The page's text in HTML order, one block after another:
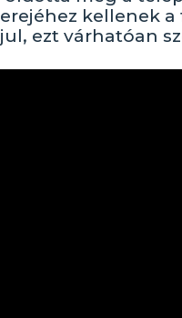
kellenek a
ezt várhatóan